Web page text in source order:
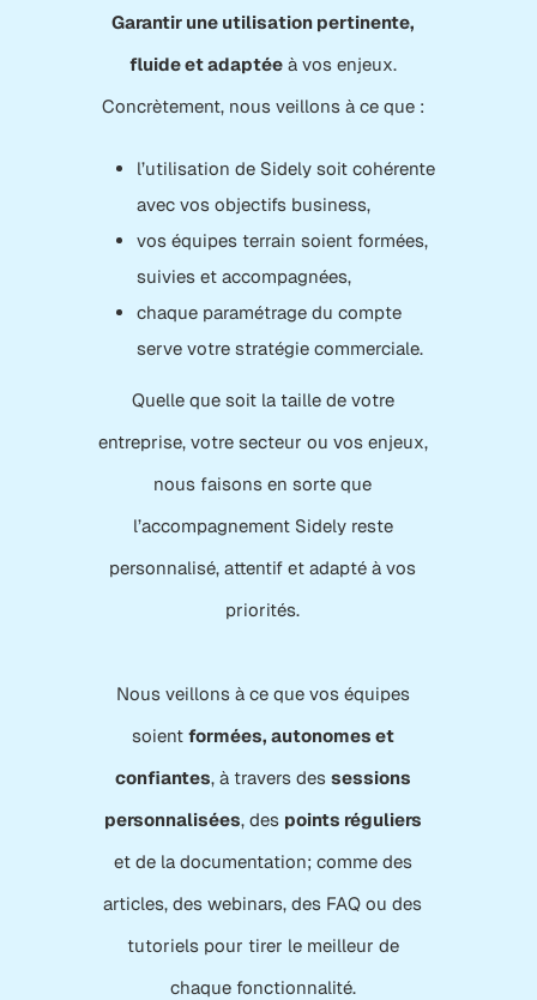
Garantir une utilisation pertinente,
fluide et adaptéeà vos enjeux.
Concrètement, nous veillons à ce que :
l’utilisation de Sidely soit cohérente
avec vos objectifs business,
vos équipes terrain soient formées,
suivies et accompagnées,
chaque paramétrage du compte
serve votre stratégie commerciale.
Quelle que soit la taille de votre
entreprise, votre secteur ou vos enjeux,
nous faisons en sorte que
l’accompagnement Sidely reste
personnalisé, attentif et adapté à vos
priorités.
Nous veillons à ce que vos équipes
soient formées, autonomes et
confiantes, à travers des sessions
personnalisées, des points réguliers
et de la documentation; comme des
articles, des webinars, des FAQ ou des
tutoriels pour tirer le meilleur de
chaque fonctionnalité.